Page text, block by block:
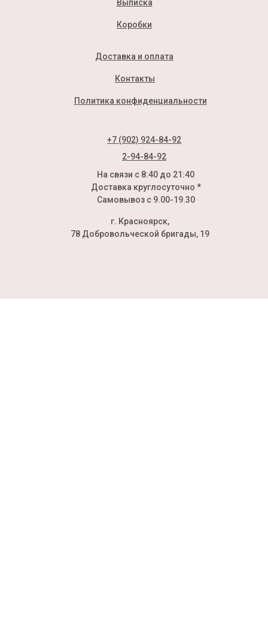
Выписка
Коробки
На связи с 8:40 до 21:40
Доставка круглосуточно *
Самовывоз с 9.00-19.30
г. Красноярск,
78 Добровольческой бригады, 19
Политика конфиденциальности
Доставка и оплата
Контакты
+7 (902) 924-84-92
2-94-84-92